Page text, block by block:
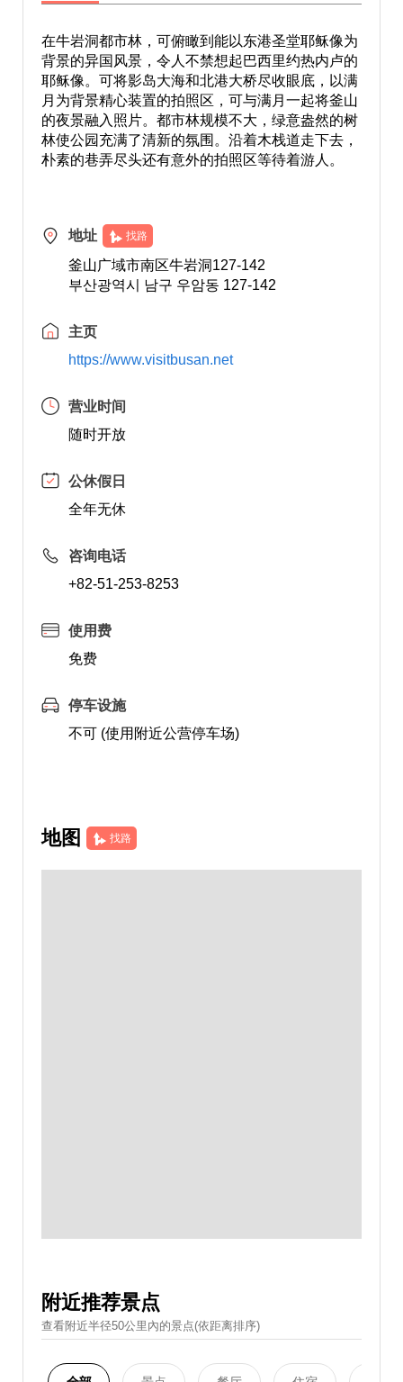
在牛岩洞都市林，可俯瞰到能以东港圣堂耶稣像为
背景的异国风景，令人不禁想起巴西里约热内卢的
耶稣像。可将影岛大海和北港大桥尽收眼底，以满
月为背景精心装置的拍照区，可与满月一起将釜山
的夜景融入照片。都市林规模不大，绿意盎然的树
林使公园充满了清新的氛围。沿着木栈道走下去，
朴素的巷弄尽头还有意外的拍照区等待着游人。
地址 找路
釜山广域市南区牛岩洞127-142
부산광역시 남구 우암동 127-142
主页
https://www.visitbusan.net
营业时间
随时开放
公休假日
全年无休
咨询电话
+82-51-253-8253
使用费
免费
停车设施
不可 (使用附近公营停车场)
地图 找路
附近推荐景点
查看附近半径50公里內的景点(依距离排序)